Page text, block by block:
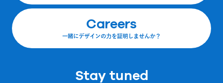
Careers
一緒にデザインの力を証明しませんか？
Stay tuned